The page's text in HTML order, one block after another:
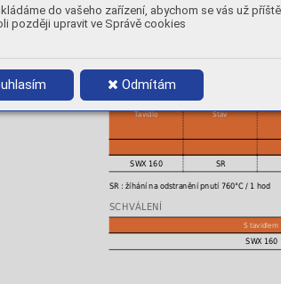
do vašeho zařízení, abychom se vás už příště
později upravit ve Správě cookies
Odmítám
CHEMICKÉ SLOŽENÍ SVAROVÉHO
MECHANICKÉ VLASTNOSTI
Tavidlo Stav
SWX 160 SR
SR : žíhání na odstranění pnutí 760°C / 1 hod
SCHVÁLENÍ
S tavidlem
SWX 160